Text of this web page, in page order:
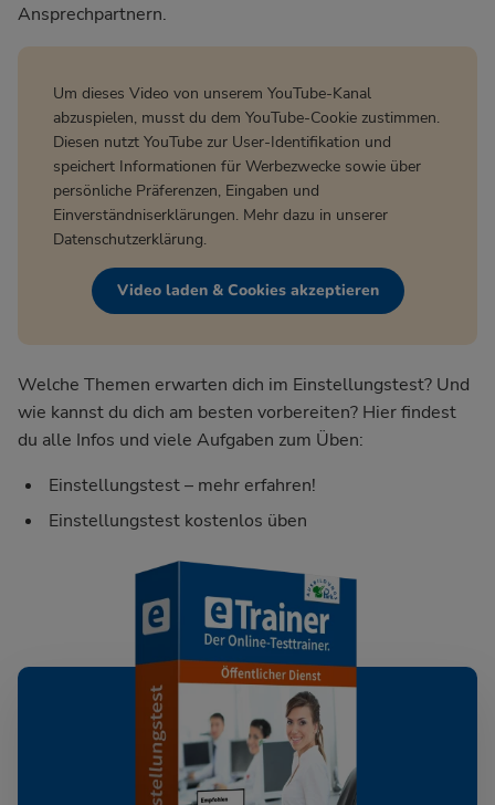
Ansprechpartnern.
Um dieses Video von unserem YouTube-Kanal
abzuspielen, musst du dem YouTube-Cookie zustimmen.
Diesen nutzt YouTube zur User-Identifikation und
speichert Informationen für Werbezwecke sowie über
persönliche Präferenzen, Eingaben und
Einverständniserklärungen. Mehr dazu in unserer
Datenschutzerklärung.
Video laden & Cookies akzeptieren
Welche Themen erwarten dich im Einstellungstest? Und
wie kannst du dich am besten vorbereiten? Hier findest
du alle Infos und viele Aufgaben zum Üben:
Einstellungstest – mehr erfahren!
Einstellungstest kostenlos üben